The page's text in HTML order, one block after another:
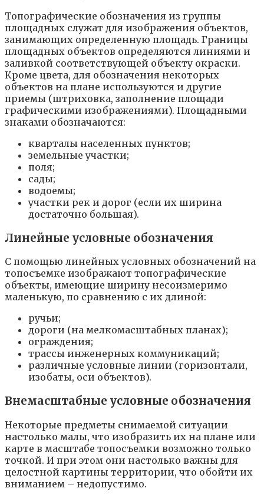
Топографические обозначения из группы
площадных служат для изображения объектов,
занимающих определенную площадь. Границы
площадных объектов определяются линиями и
заливкой соответствующей объекту окраски.
Кроме цвета, для обозначения некоторых
объектов на плане используются и другие
приемы (штриховка, заполнение площади
графическими изображениями). Площадными
знаками обозначаются:
кварталы населенных пунктов;
земельные участки;
поля;
сады;
водоемы;
участки рек и дорог (если их ширина
достаточно большая).
Линейные условные обозначения
С помощью линейных условных обозначений на
топосъемке изображают топографические
объекты, имеющие ширину несоизмеримо
маленькую, по сравнению с их длиной:
ручьи;
дороги (на мелкомасштабных планах);
ограждения;
трассы инженерных коммуникаций;
различные условные линии (горизонтали,
изобаты, оси объектов).
Внемасштабные условные обозначения
Некоторые предметы снимаемой ситуации
настолько малы, что изобразить их на плане или
карте в масштабе топосъемки возможно только
точкой. И при этом они настолько важны для
целостной картины территории, что обойти их
вниманием – недопустимо.